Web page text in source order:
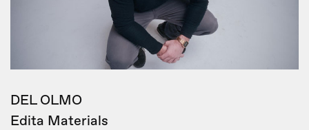
DEL OLMO
Edita Materials